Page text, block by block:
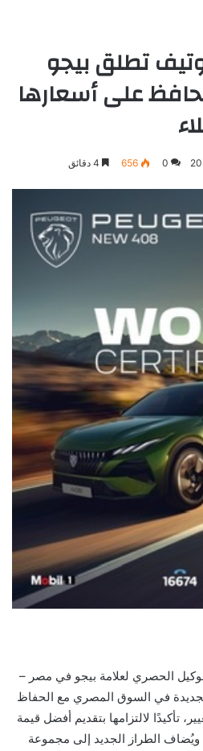
تطلق بيجو
وتحافظ على أسعارها
0
656
الحصري لعلامة بيجو في مصر –
سيارة بيجو 408 الجديدة في السوق المصري مع الحفاظ
تأكيدًا لالتزامها بتقديم أفضل قيمة
ويُضاف الطراز الجديد إلى مجموعة